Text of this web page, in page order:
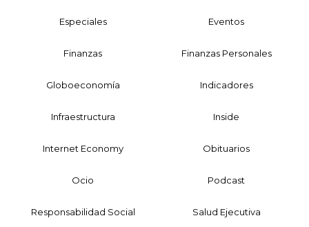
Especiales Eventos
Finanzas Finanzas Personales
Globoeconomía Indicadores
Infraestructura Inside
Internet Economy Obituarios
Ocio Podcast
Responsabilidad Social Salud Ejecutiva